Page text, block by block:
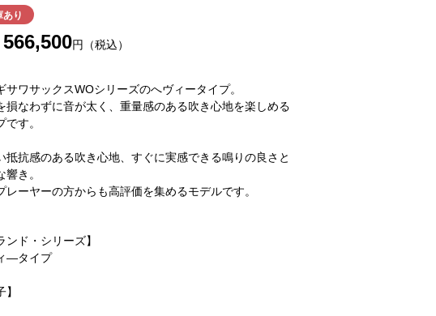
あり
566,500円（税込）
サワサックスWOシリーズのへヴィータイプ。
損なわずに音が太く、重量感のある吹き心地を楽しめる
です。
抵抗感のある吹き心地、すぐに実感できる鳴りの良さと
響き。
レーヤーの方からも高評価を集めるモデルです。
ンド・シリーズ】
―タイプ
】